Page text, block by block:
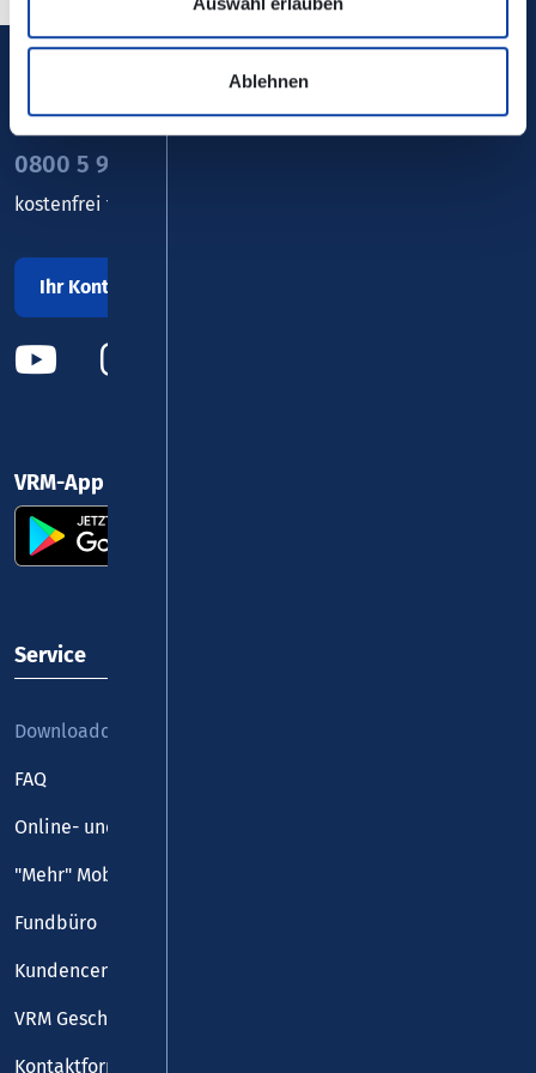
Ablehnen
Verkehrsverbund Rhein-Mosel GmbH
0800 5 986 986
kostenfrei täglich 8 - 20 Uhr
Ihr Kontakt zu uns
VRM-App nutzen und durchstarten
Service
Downloadcenter
FAQ
Online- und Handy-Tickets
"Mehr" Mobilität
Fundbüro
Kundencenter
VRM Geschäftsstelle
Kontaktformular